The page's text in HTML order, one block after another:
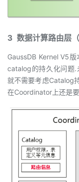
3 数据计算路由层
GaussDB Kernel V5
catalog的持久化问题
就不需要考虑Catalog
在Coordinator上还是要